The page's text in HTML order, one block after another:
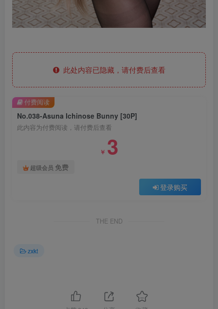
此处内容已隐藏，请付费后查看
No.038-Asuna Ichinose Bunny [30P]
此内容为付费阅读，请付费后查看
￥ 3
超级会员 免费
登录购买
付费阅读
THE END
zxkt